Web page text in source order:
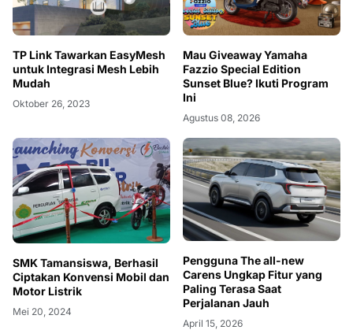
TP Link Tawarkan EasyMesh
untuk Integrasi Mesh Lebih
Mudah
Oktober 26, 2023
Mau Giveaway Yamaha
Fazzio Special Edition
Sunset Blue? Ikuti Program
Ini
Agustus 08, 2026
SMK Tamansiswa, Berhasil
Ciptakan Konvensi Mobil dan
Motor Listrik
Mei 20, 2024
Pengguna The all-new
Carens Ungkap Fitur yang
Paling Terasa Saat
Perjalanan Jauh
April 15, 2026